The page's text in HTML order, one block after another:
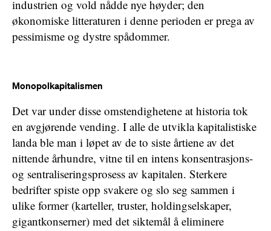
industrien og vold nådde nye høyder; den
økonomiske litteraturen i denne perioden er prega av
pessimisme og dystre spådommer.
Monopolkapitalismen
Det var under disse omstendighetene at historia tok
en avgjørende vending. I alle de utvikla kapitalistiske
landa ble man i løpet av de to siste årtiene av det
nittende århundre, vitne til en intens konsentrasjons-
og sentraliseringsprosess av kapitalen. Sterkere
bedrifter spiste opp svakere og slo seg sammen i
ulike former (karteller, truster, holdingselskaper,
gigantkonserner) med det siktemål å eliminere